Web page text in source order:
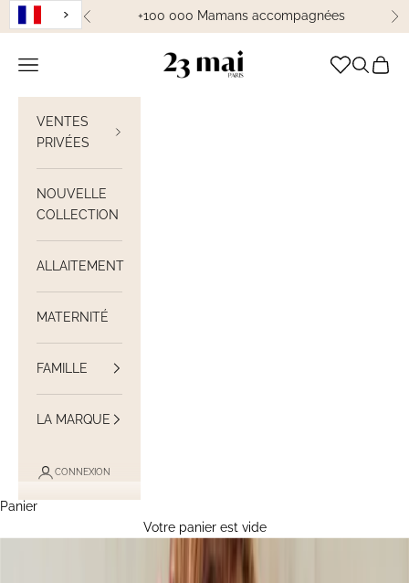
Passer au contenu
Précédent+100 000 Mamans accompagnées
23 Mai Paris
Ouvrir la navigation Ouvrir la
Voir
VENTES
PRIVÉES
NOUVELLE
COLLECTION
ALLAITEMENT
MATERNITÉ
FAMILLE
LA MARQUE
CONNEXION
Panier
Votre panier est vide